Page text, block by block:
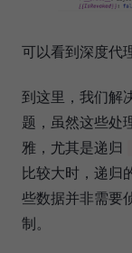
可以看到深度代
到这里，我们解
题，虽然这些处
雅，尤其是递归
比较大时，递归
些数据并非需要
制。